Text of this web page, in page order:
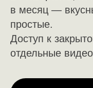
в месяц —
простые.
Доступ к
отдельные